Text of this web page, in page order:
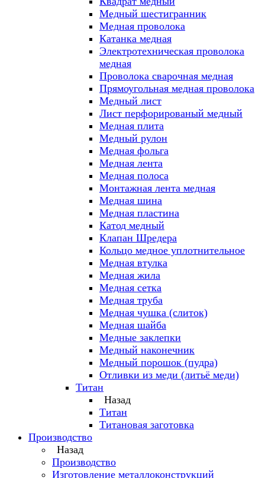
Медный шестигранник
Медная проволока
Катанка медная
Электротехническая проволока
медная
Проволока сварочная медная
Прямоугольная медная проволока
Медный лист
Лист перфорированый медный
Медная плита
Медный рулон
Медная фольга
Медная лента
Медная полоса
Монтажная лента медная
Медная шина
Медная пластина
Катод медный
Клапан Шредера
Кольцо медное уплотнительное
Медная втулка
Медная жила
Медная сетка
Медная труба
Медная чушка (слиток)
Медная шайба
Медные заклепки
Медный наконечник
Медный порошок (пудра)
Отливки из меди (литьё меди)
Титан
Назад
Титан
Титановая заготовка
Производство
Назад
Производство
Изготовление металлоконструкций